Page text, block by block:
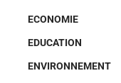
ECONOMIE
EDUCATION
ENVIRONNEMENT